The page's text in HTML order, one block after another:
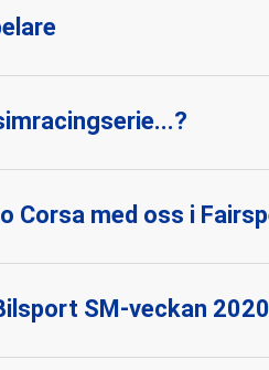
Corsa med oss i
SM-veckan 2020